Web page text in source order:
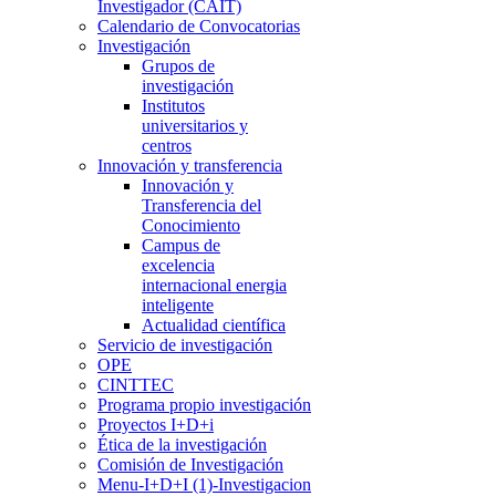
Investigador (CAIT)
Calendario de Convocatorias
Investigación
Grupos de
investigación
Institutos
universitarios y
centros
Innovación y transferencia
Innovación y
Transferencia del
Conocimiento
Campus de
excelencia
internacional energia
inteligente
Actualidad científica
Servicio de investigación
OPE
CINTTEC
Programa propio investigación
Proyectos I+D+i
Ética de la investigación
Comisión de Investigación
Menu-I+D+I (1)-Investigacion